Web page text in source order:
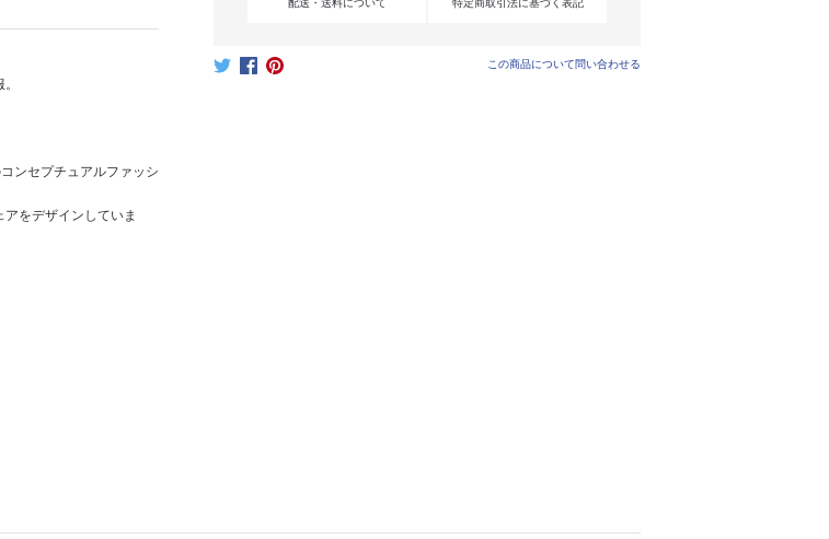
ンセプチュアルファッシ
をデザインしていま
配送・送料について 特定商取引法に基づく表記
この商品について問い合わせる